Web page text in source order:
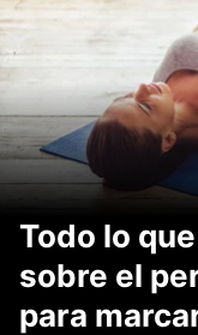
Todo lo
sobre el
para